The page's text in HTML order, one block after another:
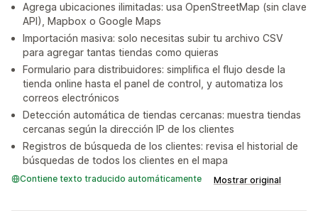
Agrega ubicaciones ilimitadas: usa OpenStreetMap (sin clave
API), Mapbox o Google Maps
Importación masiva: solo necesitas subir tu archivo CSV
para agregar tantas tiendas como quieras
Formulario para distribuidores: simplifica el flujo desde la
tienda online hasta el panel de control, y automatiza los
correos electrónicos
Detección automática de tiendas cercanas: muestra tiendas
cercanas según la dirección IP de los clientes
Registros de búsqueda de los clientes: revisa el historial de
búsquedas de todos los clientes en el mapa
Contiene texto traducido automáticamente Mostrar original